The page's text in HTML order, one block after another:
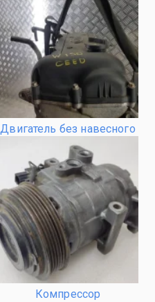
Двигатель без навесного
Компрессор